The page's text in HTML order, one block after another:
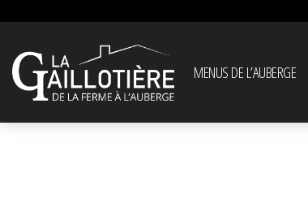
MENUS DE L’AUBERGE